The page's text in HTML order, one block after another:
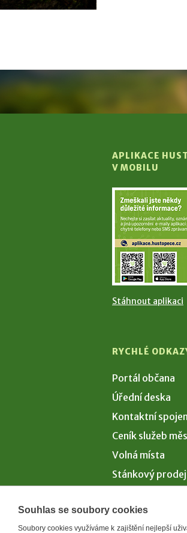
APLIKACE
V MOBILU
Stáhnout aplikaci
RYCHLÉ
Portál občana
Úřední deska
Kontaktní
Ceník služeb
Volná místa
Stánkový prodej
Souhlas se soubory cookies
Soubory cookies využíváme k zajištění nejlepší